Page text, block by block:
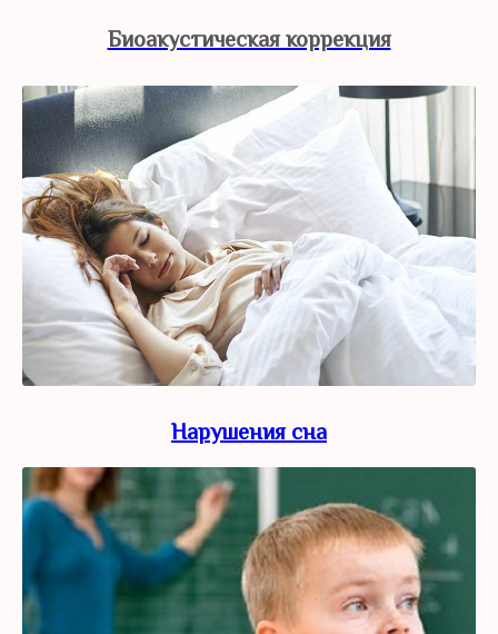
Биоакустическая коррекция
Нарушения сна